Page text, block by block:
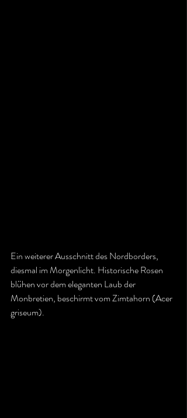
Ein weiterer Ausschnitt des Nordborders,
diesmal im Morgenlicht. Historische Rosen
blühen vor dem eleganten Laub der
Monbretien, beschirmt vom Zimtahorn (Acer
griseum).